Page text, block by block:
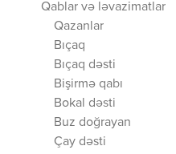
Qablar və ləvazimatlar
Qazanlar
Bıçaq
Bıçaq dəsti
Bişirmə qabı
Bokal dəsti
Buz doğrayan
Çay dəsti